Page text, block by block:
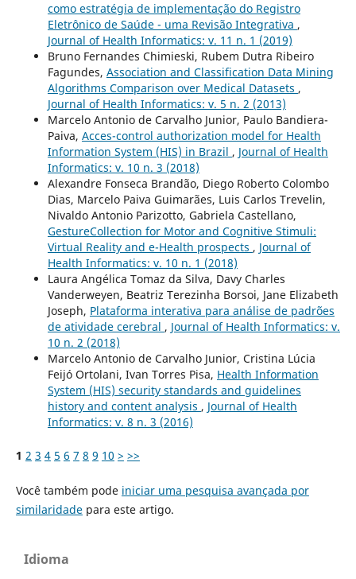
como estratégia de implementação do Registro
Eletrônico de Saúde - uma Revisão Integrativa ,
Journal of Health Informatics: v. 11 n. 1 (2019)
Bruno Fernandes Chimieski, Rubem Dutra Ribeiro
Fagundes, Association and Classification Data Mining
Algorithms Comparison over Medical Datasets ,
Journal of Health Informatics: v. 5 n. 2 (2013)
Marcelo Antonio de Carvalho Junior, Paulo Bandiera-
Paiva, Acces-control authorization model for Health
Information System (HIS) in Brazil , Journal of Health
Informatics: v. 10 n. 3 (2018)
Alexandre Fonseca Brandão, Diego Roberto Colombo
Dias, Marcelo Paiva Guimarães, Luis Carlos Trevelin,
Nivaldo Antonio Parizotto, Gabriela Castellano,
GestureCollection for Motor and Cognitive Stimuli:
Virtual Reality and e-Health prospects , Journal of
Health Informatics: v. 10 n. 1 (2018)
Laura Angélica Tomaz da Silva, Davy Charles
Vanderweyen, Beatriz Terezinha Borsoi, Jane Elizabeth
Joseph, Plataforma interativa para análise de padrões
de atividade cerebral , Journal of Health Informatics: v.
10 n. 2 (2018)
Marcelo Antonio de Carvalho Junior, Cristina Lúcia
Feijó Ortolani, Ivan Torres Pisa, Health Information
System (HIS) security standards and guidelines
history and content analysis , Journal of Health
Informatics: v. 8 n. 3 (2016)
1 2 3 4 5 6 7 8 9 10 > >>
Você também pode iniciar uma pesquisa avançada por
similaridadepara este artigo.
Idioma